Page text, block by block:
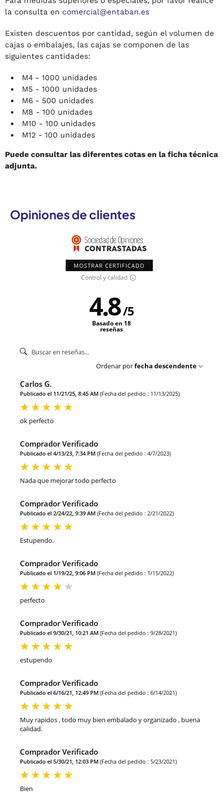
la consulta en comercial@entaban.es
Existen descuentos por cantidad, según el volumen de
cajas o embalajes, las cajas se componen de las
siguientes cantidades:
M4 - 1000 unidades
M5 - 1000 unidades
M6 - 500 unidades
M8 - 100 unidades
M10 - 100 unidades
M12 - 100 unidades
Puede consultar las diferentes cotas en la ficha técnica
adjunta.
Opiniones de clientes
MOSTRAR CERTIFICADO
Control y calidad
4.8/5
Basado en 18
reseñas
Ordenar porfecha descendente
Carlos G.
Publicado el 11/21/25, 8:45 AM (Fecha del pedido : 11/13/2025)
ok perfecto
Comprador Verificado
Publicado el 4/13/23, 7:34 PM (Fecha del pedido : 4/7/2023)
Nada que mejorar todo perfecto
Comprador Verificado
Publicado el 2/24/22, 9:39 AM (Fecha del pedido : 2/21/2022)
Estupendo.
Comprador Verificado
Publicado el 1/19/22, 9:06 PM (Fecha del pedido : 1/15/2022)
perfecto
Comprador Verificado
Publicado el 9/30/21, 10:21 AM (Fecha del pedido : 9/28/2021)
estupendo
Comprador Verificado
Publicado el 6/16/21, 12:49 PM (Fecha del pedido : 6/14/2021)
Muy rapidos , todo muy bien embalado y organizado , buena
calidad.
Comprador Verificado
Publicado el 5/30/21, 12:03 PM (Fecha del pedido : 5/23/2021)
Bien